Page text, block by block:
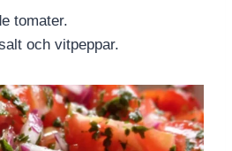
tomater.
och vitpeppar.